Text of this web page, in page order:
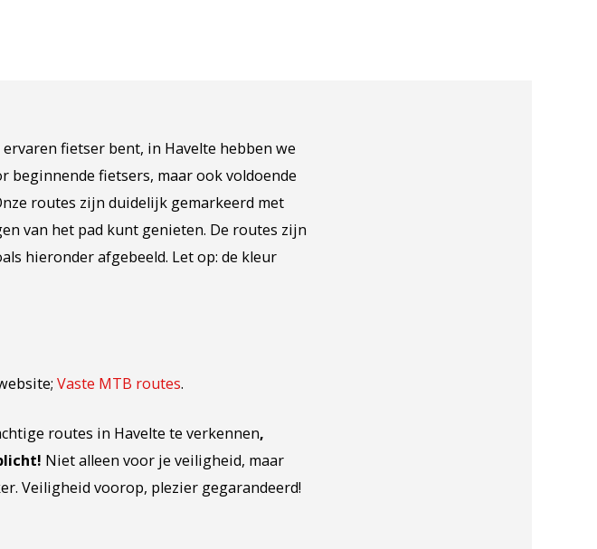
fietser bent, in Havelte hebben we
beginnende fietsers, maar ook voldoende
routes zijn duidelijk gemarkeerd met
van het pad kunt genieten. De routes zijn
hieronder afgebeeld. Let op: de kleur
Vaste MTB routes.
routes in Havelte te verkennen,
Niet alleen voor je veiligheid, maar
Veiligheid voorop, plezier gegarandeerd!